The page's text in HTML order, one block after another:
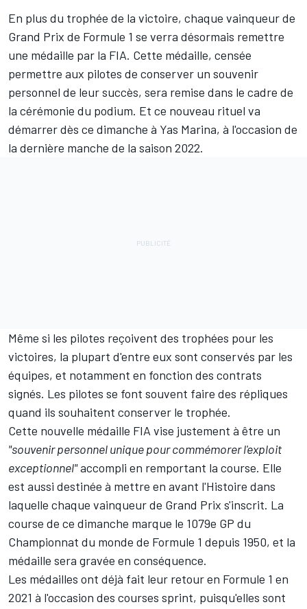
En plus du trophée de la victoire, chaque vainqueur de
Grand Prix de Formule 1 se verra désormais remettre
une médaille par la FIA. Cette médaille, censée
permettre aux pilotes de conserver un souvenir
personnel de leur succès, sera remise dans le cadre de
la cérémonie du podium. Et ce nouveau rituel va
démarrer dès ce dimanche à Yas Marina, à l'occasion de
la dernière manche de la saison 2022.
Même si les pilotes reçoivent des trophées pour les
victoires, la plupart d'entre eux sont conservés par les
équipes, et notamment en fonction des contrats
signés. Les pilotes se font souvent faire des répliques
quand ils souhaitent conserver le trophée.
Cette nouvelle médaille FIA vise justement à être un
"souvenir personnel unique pour commémorer l'exploit
exceptionnel"accompli en remportant la course. Elle
est aussi destinée à mettre en avant l'Histoire dans
laquelle chaque vainqueur de Grand Prix s'inscrit. La
course de ce dimanche marque le 1079e GP du
Championnat du monde de Formule 1 depuis 1950, et la
médaille sera gravée en conséquence.
Les médailles ont déjà fait leur retour en Formule 1 en
2021 à l'occasion des courses sprint, puisqu'elles sont